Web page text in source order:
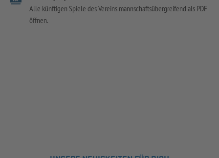
Alle künftigen Spiele des Vereins mannschaftsübergreifend als PDF
öffnen.